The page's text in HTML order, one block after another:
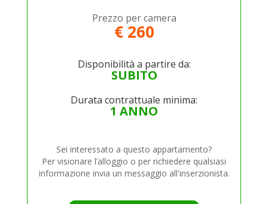
Prezzo per camera
€ 260
Disponibilità a partire da:
SUBITO
Durata contrattuale minima:
1 ANNO
Sei interessato a questo appartamento?
Per visionare l’alloggio o per richiedere qualsiasi
informazione invia un messaggio all'inserzionista.